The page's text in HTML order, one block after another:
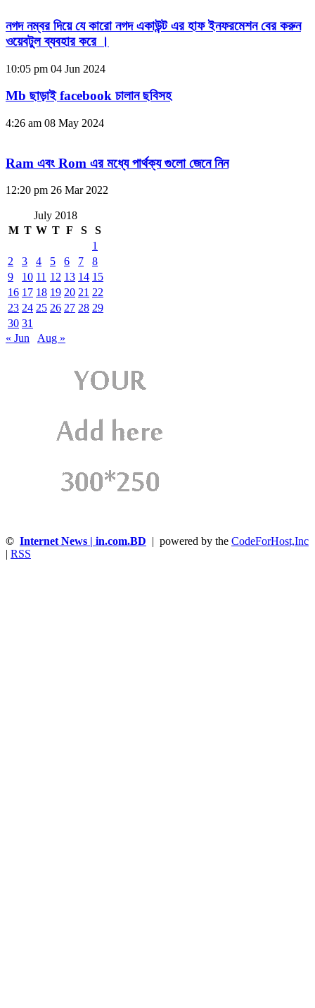
নগদ নম্বর দিয়ে যে কারো নগদ একাউন্ট এর হাফ ইনফরমেশন বের করুন
ওয়েবটুল ব্যবহার করে ।
10:05 pm 04 Jun 2024
Mb ছাড়াই facebook চালান ছবিসহ
4:26 am 08 May 2024
Ram এবং Rom এর মধ্যে পার্থক্য গুলো জেনে নিন
12:20 pm 26 Mar 2022
July 2018
M T W T F S
S
1
2
3 4 5 6 7
8
9
10 11 12 13 14 15
16 17 18 19 20 21 22
23 24 25 26 27 28 29
30 31
« Jun
Aug »
© Internet News | in.com.BD | powered by the CodeForHost,Inc
RSS